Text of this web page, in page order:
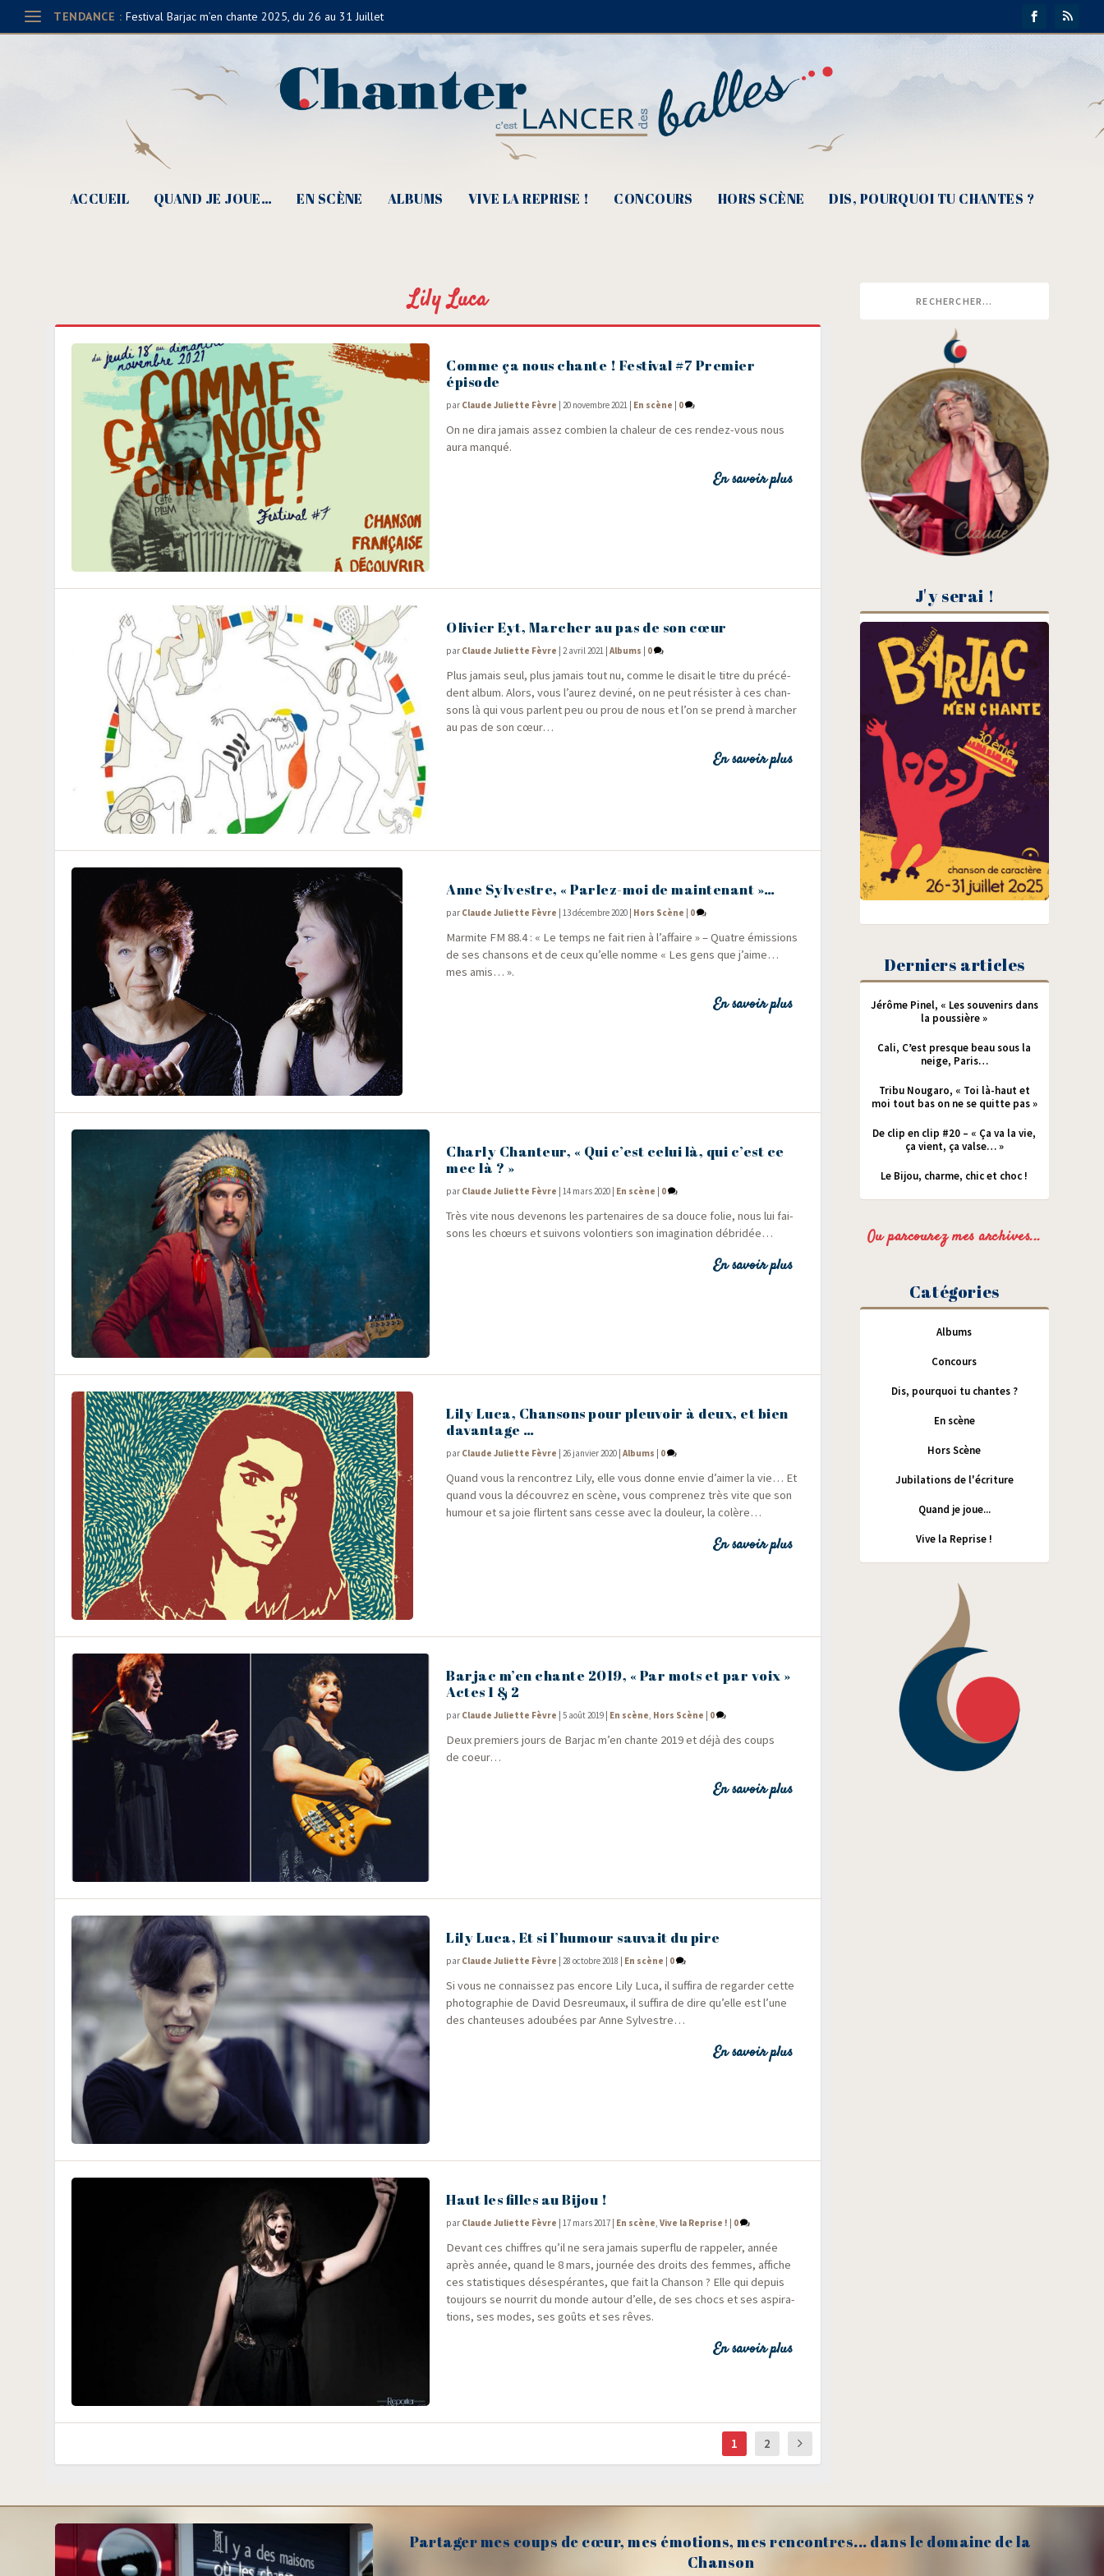
TENDANCE : Festival Barjac m’en chante 2025, du 26 au 31 Juillet
ACCUEIL QUAND JE JOUE… EN SCÈNE ALBUMS VIVE LA REPRISE ! CONCOURS HORS SCÈNE DIS, POURQUOI TU CHANTES ?
Lily Luca
Comme ça nous chante ! Festival #7 Premier
épisode
par Claude Juliette Fèvre |20 novembre 2021 En scène 0
On ne dira jamais assez com­bien la cha­leur de ces ren­dez-vous nous
aura manqué.
En savoir plus
Olivier Eyt, Marcher au pas de son cœur
par Claude Juliette Fèvre |2 avril 2021 |Albums 0
Plus jamais seul, plus jamais tout nu, comme le disait le titre du pré­cé­
dent album. Alors, vous l’aurez devi­né, on ne peut résis­ter à ces chan­
sons là qui vous parlent peu ou prou de nous et l’on se prend à mar­cher
au pas de son cœur…
En savoir plus
Anne Sylvestre, « Parlez-moi de maintenant »…
par Claude Juliette Fèvre |13 décembre 2020 Hors Scène 0
Mar­mite FM 88.4 : « Le temps ne fait rien à l’af­faire » – Quatre émis­sions
de ses chan­sons et de ceux qu’elle nomme « Les gens que j’aime…
mes amis… ».
En savoir plus
Charly Chanteur, « Qui c’est celui là, qui c’est ce
mec là ? »
par Claude Juliette Fèvre |14 mars 2020 En scène 0
Très vite nous deve­nons les par­te­naires de sa douce folie, nous lui fai­
sons les chœurs et sui­vons volon­tiers son ima­gi­na­tion débridée…
En savoir plus
Lily Luca, Chansons pour pleuvoir à deux, et bien
davantage …
par Claude Juliette Fèvre |26 janvier 2020 |Albums 0
Quand vous la ren­con­trez Lily, elle vous donne envie d’aimer la vie… Et
quand vous la décou­vrez en scène, vous com­pre­nez très vite que son
humour et sa joie flirtent sans cesse avec la dou­leur, la colère…
En savoir plus
Barjac m’en chante 2019, « Par mots et par voix »
Actes 1 & 2
par Claude Juliette Fèvre |5 août 2019 En scène, Hors Scène 0
Deux pre­miers jours de Bar­jac m’en chante 2019 et déjà des coups
de coeur…
En savoir plus
Lily Luca, Et si l’humour sauvait du pire
par Claude Juliette Fèvre |28 octobre 2018 En scène 0
Si vous ne connais­sez pas encore Lily Luca, il suf­fi­ra de regar­der cette
pho­to­gra­phie de David Des­reu­maux, il suf­fi­ra de dire qu’elle est l’une
des chan­teuses adou­bées par Anne Sylvestre…
En savoir plus
Haut les filles au Bijou !
par Claude Juliette Fèvre |17 mars 2017 En scène,Vive la Reprise ! 0
Devant ces chiffres qu’il ne sera jamais super­flu de rap­pe­ler, année
après année, quand le 8 mars, jour­née des droits des femmes, affiche
ces sta­tis­tiques déses­pé­rantes, que fait la Chan­son ? Elle qui depuis
tou­jours se nour­rit du monde autour d’elle, de ses chocs et ses aspi­ra­
tions, ses modes, ses goûts et ses rêves.
En savoir plus
1 2
J'y serai !
Derniers articles
Jérôme Pinel, « Les souvenirs dans
la poussière »
Cali, C’est presque beau sous la
neige, Paris…
Tribu Nougaro, « Toi là-haut et
moi tout bas on ne se quitte pas »
De clip en clip #20 – « Ça va la vie,
ça vient, ça valse… »
Le Bijou, charme, chic et choc !
Ou parcourez mes archives...
Catégories
Albums
Concours
Dis, pourquoi tu chantes ?
En scène
Hors Scène
Jubilations de l'écriture
Quand je joue...
Vive la Reprise !
Partager mes coups de cœur, mes émotions, mes rencontres... dans le domaine de la
Chanson